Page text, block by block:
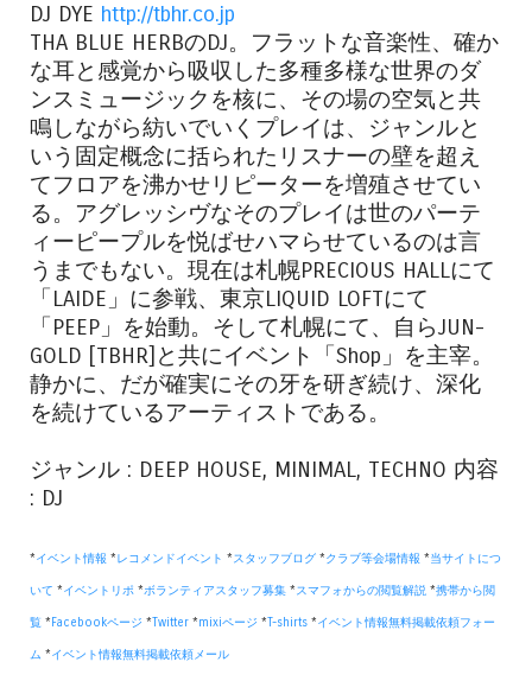
DJ DYE http://tbhr.co.jp
THA BLUE HERBのDJ。フラットな音楽性、確か
な耳と感覚から吸収した多種多様な世界のダ
ンスミュージックを核に、その場の空気と共
鳴しながら紡いでいくプレイは、ジャンルと
いう固定概念に括られたリスナーの壁を超え
てフロアを沸かせリピーターを増殖させてい
る。アグレッシヴなそのプレイは世のパーテ
ィーピープルを悦ばせハマらせているのは言
うまでもない。現在は札幌PRECIOUS HALLにて
「LAIDE」に参戦、東京LIQUID LOFTにて
「PEEP」を始動。そして札幌にて、自らJUN-
GOLD [TBHR]と共にイベント「Shop」を主宰。
静かに、だが確実にその牙を研ぎ続け、深化
を続けているアーティストである。
ジャンル : DEEP HOUSE, MINIMAL, TECHNO 内容
: DJ
*イベント情報 * レコメンドイベント *スタッフブログ *クラブ等会場情報 *当サイトにつ
いて *イベントリポ *ボランティアスタッフ募集 *スマフォからの閲覧解説 *携帯から閲
覧 * Facebookページ * Twitter *mixiページ * T-shirts *イベント情報無料掲載依頼フォー
ム *イベント情報無料掲載依頼メール